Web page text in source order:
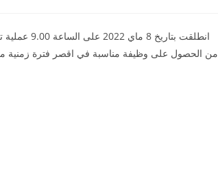
انطلقت
من الحصول على وظيفة مناسبة في اقصر فترة زمنية